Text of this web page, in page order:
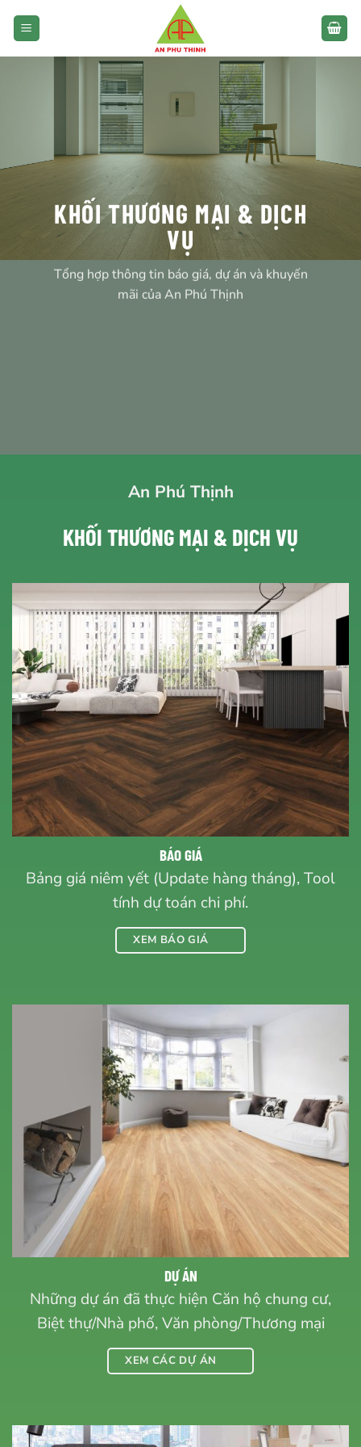
KHỐI THƯƠNG MẠI & DỊCH
VỤ
Tổng hợp thông tin báo giá, dự án và khuyến
mãi của An Phú Thịnh
An Phú Thịnh
KHỐI THƯƠNG MẠI & DỊCH VỤ
BÁO GIÁ
Bảng giá niêm yết (Update hàng tháng), Tool
tính dự toán chi phí.
XEM BÁO GIÁ
DỰ ÁN
Những dự án đã thực hiện Căn hộ chung cư,
Biệt thự/Nhà phố, Văn phòng/Thương mại
XEM CÁC DỰ ÁN